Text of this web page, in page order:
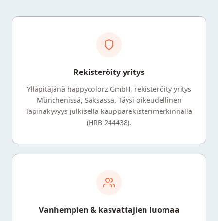
Rekisteröity yritys
Ylläpitäjänä happycolorz GmbH, rekisteröity yritys
Münchenissä, Saksassa. Täysi oikeudellinen
läpinäkyvyys julkisella kaupparekisterimerkinnällä
(HRB 244438).
Vanhempien & kasvattajien luomaa